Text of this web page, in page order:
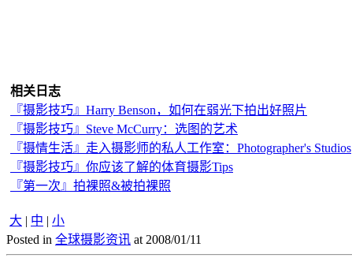
相关日志
『摄影技巧』Harry Benson，如何在弱光下拍出好照片
『摄影技巧』Steve McCurry：选图的艺术
『摄情生活』走入摄影师的私人工作室：Photographer's Studios
『摄影技巧』你应该了解的体育摄影Tips
『第一次』拍裸照&被拍裸照
大 | 中 | 小
Posted in 全球摄影资讯 at 2008/01/11